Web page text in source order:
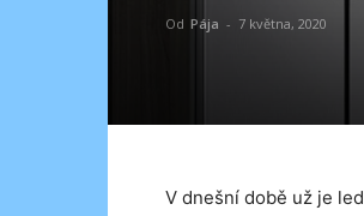
Od Pája - 7 května, 2020
V dnešní době už je